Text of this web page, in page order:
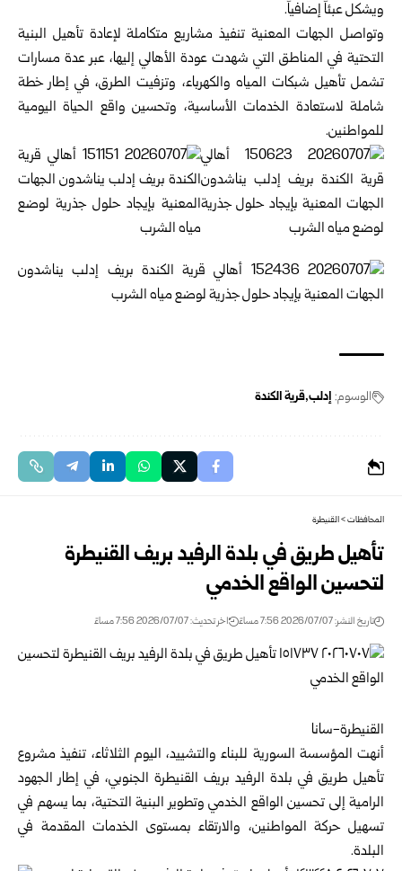
ويشكل ‏عبئاً إضافياً.‏
وتواصل الجهات المعنية تنفيذ مشاريع متكاملة لإعادة تأهيل البنية
التحتية في ‏المناطق التي شهدت عودة الأهالي إليها، عبر عدة مسارات
تشمل تأهيل شبكات ‏المياه والكهرباء، وتزفيت الطرق، في إطار خطة
شاملة لاستعادة الخدمات ‏الأساسية، وتحسين واقع الحياة اليومية
للمواطنين.
الوسوم: إدلب قرية الكندة
المحافظات>القنيطرة
تأهيل طريق في بلدة الرفيد بريف القنيطرة
لتحسين الواقع الخدمي
تاريخ النشر: 2026/07/07 7:56 مساءً اخر تحديث: 2026/07/07 7:56 مساءً
القنيطرة-سانا
أنهت المؤسسة السورية للبناء والتشييد، اليوم الثلاثاء، تنفيذ مشروع
تأهيل طريق في بلدة الرفيد بريف القنيطرة الجنوبي، في إطار الجهود
الرامية إلى تحسين الواقع الخدمي وتطوير البنية التحتية، بما يسهم في
تسهيل حركة المواطنين، والارتقاء بمستوى الخدمات المقدمة في
البلدة.